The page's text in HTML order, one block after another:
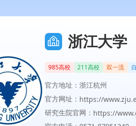
浙江大学
985高校 211高校 双一流
官方地址：浙江杭州
官方网址： https://
研究生院官网： https://